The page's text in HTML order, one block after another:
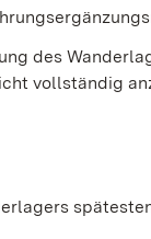
des
vollständig